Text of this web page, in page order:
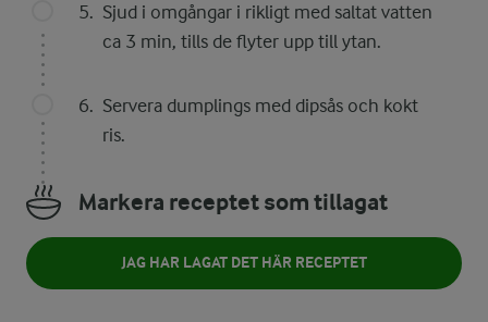
Sjud i omgångar i rikligt med saltat vatten
ca 3 min, tills de flyter upp till ytan.
Servera dumplings med dipsås och kokt
ris.
Markera receptet som tillagat
JAG HAR LAGAT DET HÄR RECEPTET